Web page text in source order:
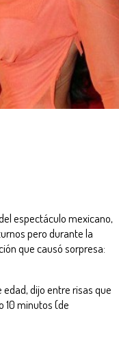
espectáculo mexicano,
pero durante la
que causó sorpresa:
dijo entre risas que
10 minutos (de